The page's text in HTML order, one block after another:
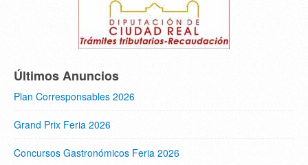
Últimos Anuncios
Plan Corresponsables 2026
Grand Prix Feria 2026
Concursos Gastronómicos Feria 2026